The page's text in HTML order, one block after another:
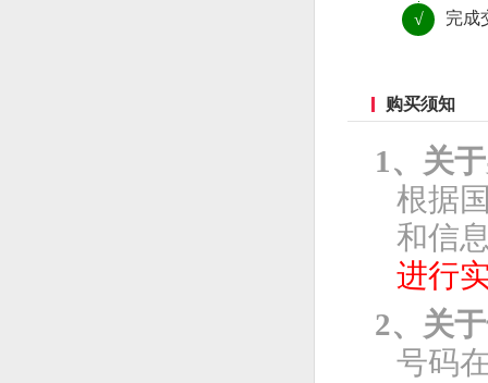
√ 完成
购买须知
1、关
根据
和信
进行
2、关
号码